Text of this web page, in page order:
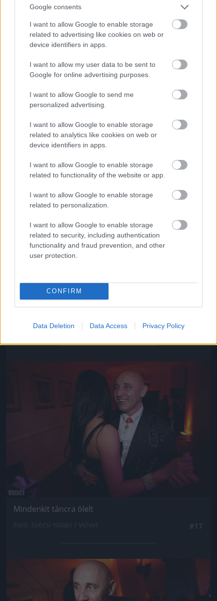
Google consents
I want to allow Google to enable storage
related to advertising like cookies on web or
device identifiers in apps.
I want to allow my user data to be sent to
Google for online advertising purposes.
I want to allow Google to send me
personalized advertising.
I want to allow Google to enable storage
related to analytics like cookies on web or
device identifiers in apps.
I want to allow Google to enable storage
related to functionality of the website or app.
I want to allow Google to enable storage
related to personalization.
I want to allow Google to enable storage
related to security, including authentication
functionality and fraud prevention, and other
user protection.
CONFIRM
Data Deletion Data Access Privacy Policy
Fotó: Szécsi István / Velvet
Jön még kép!
Fotó: Szécsi István / Velvet
Jön még kép!
Mindenkit táncra ölelt
Jön még kép!